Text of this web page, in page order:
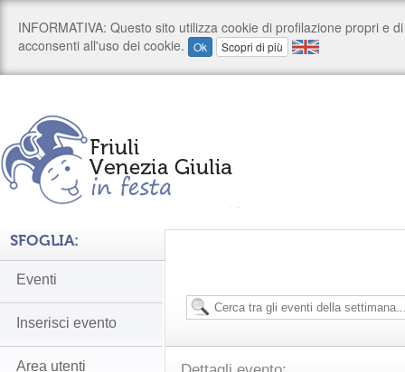
SFOGLIA:
Eventi
Inserisci evento
Area utenti